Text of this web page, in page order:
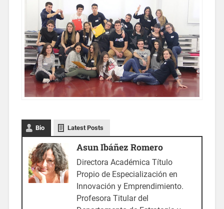
Bio Latest Posts
Asun Ibáñez Romero
Directora Académica Título
Propio de Especialización en
Innovación y Emprendimiento.
Profesora Titular del